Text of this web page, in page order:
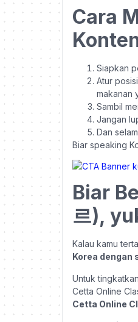
Cara
Siapkan
Atur
makanan
Sambil
Jangan
Dan
Biar speaking
Biar
르),
Kalau kamu
Korea dengan
Untuk
Cetta Online
Cetta Online